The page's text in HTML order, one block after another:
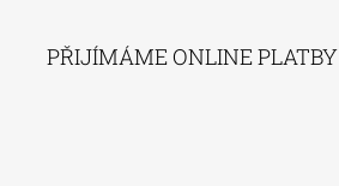
PŘIJÍMÁME ONLINE PLATBY